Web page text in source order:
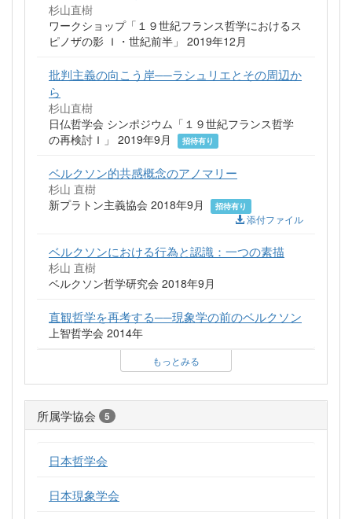
杉山直樹
ワークショップ「１９世紀フランス哲学におけるス
ピノザの影 Ｉ・世紀前半」 2019年12月
批判主義の向こう岸──ラシュリエとその周辺か
ら
杉山直樹
日仏哲学会 シンポジウム「１９世紀フランス哲学
の再検討Ｉ」 2019年9月
招待有り
ベルクソン的共感概念のアノマリー
杉山 直樹
新プラトン主義協会 2018年9月
招待有り
添付ファイル
ベルクソンにおける行為と認識：一つの素描
杉山 直樹
ベルクソン哲学研究会 2018年9月
直観哲学を再考する──現象学の前のベルクソン
上智哲学会 2014年
もっとみる
所属学協会 5
日本哲学会
日本現象学会